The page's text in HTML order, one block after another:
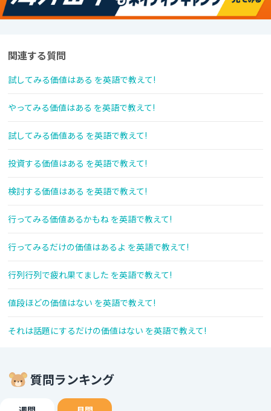
関連する質問
試してみる価値はある を英語で教えて!
やってみる価値はある を英語で教えて!
試してみる価値ある を英語で教えて!
投資する価値はある を英語で教えて!
検討する価値はある を英語で教えて!
行ってみる価値あるかもね を英語で教えて!
行ってみるだけの価値はあるよ を英語で教えて!
行列行列で疲れ果てました を英語で教えて!
値段ほどの価値はない を英語で教えて!
それは話題にするだけの価値はない を英語で教えて!
質問ランキング